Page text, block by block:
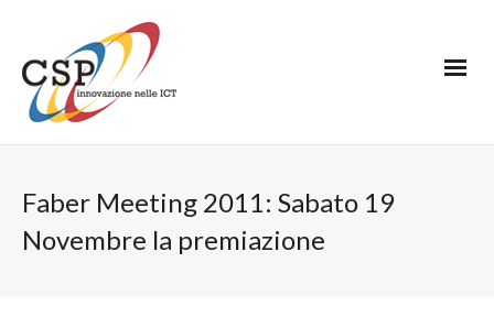
Faber Meeting 2011: Sabato 19
Novembre la premiazione